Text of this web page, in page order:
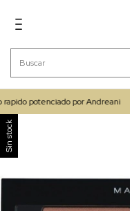
potenciado por Andreani
Sin stock